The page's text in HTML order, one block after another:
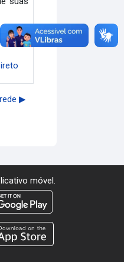
▶︎
móvel.